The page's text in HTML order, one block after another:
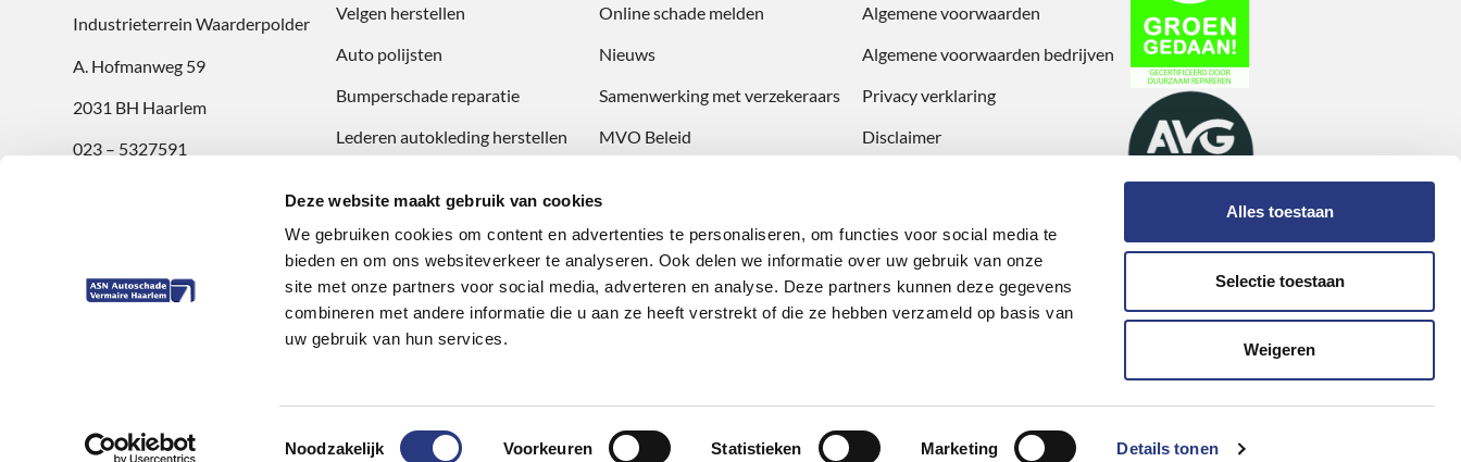
Deze website maakt gebruik van cookies
We gebruiken cookies om content en advertenties te personaliseren, om functies voor social media te
bieden en om ons websiteverkeer te analyseren. Ook delen we informatie over uw gebruik van onze
site met onze partners voor social media, adverteren en analyse. Deze partners kunnen deze gegevens
combineren met andere informatie die u aan ze heeft verstrekt of die ze hebben verzameld op basis van
uw gebruik van hun services.
Toestemmingsselectie
Noodzakelijk Voorkeuren Statistieken Marketing Details tonen
Alles toestaan
Selectie toestaan
Weigeren
Industrieterrein Waarderpolder
A. Hofmanweg 59
2031 BH Haarlem
023 – 5327591
zaterdag: 9:00 uur t/m 12:00 uur
Velgen herstellen
Auto polijsten
Bumperschade reparatie
Lederen autokleding herstellen
Online schade melden
Nieuws
Samenwerking met verzekeraars
MVO Beleid
Algemene voorwaarden
Algemene voorwaarden bedrijven
Privacy verklaring
Disclaimer
Review achterlaten
© Copyright2026 ASN Autoschade Service Vermaire Haarlem | Website by WPinaday